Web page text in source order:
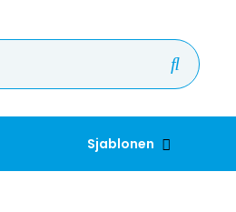
Sjablonen